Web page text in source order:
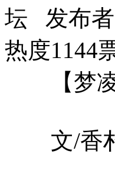
坛 发布者
热度1144
【梦
文/香